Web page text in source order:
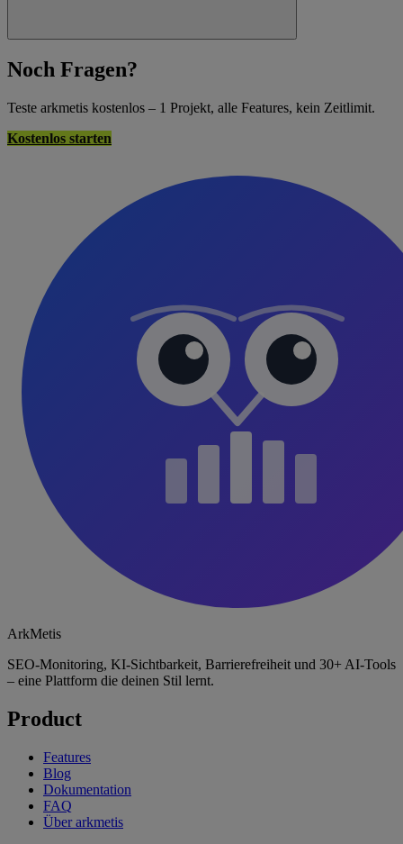
Noch Fragen?
Teste arkmetis kostenlos – 1 Projekt, alle Features, kein Zeitlimit.
Kostenlos starten
ArkMetis
SEO-Monitoring, KI-Sichtbarkeit, Barrierefreiheit und 30+ AI-Tools
– eine Plattform die deinen Stil lernt.
Product
Features
Blog
Dokumentation
FAQ
Über arkmetis